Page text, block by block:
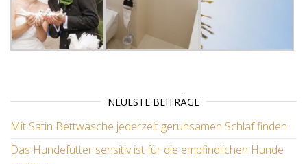
NEUESTE BEITRÄGE
Mit Satin Bettwäsche jederzeit geruhsamen Schlaf finden
Das Hundefutter sensitiv ist für die empfindlichen Hunde